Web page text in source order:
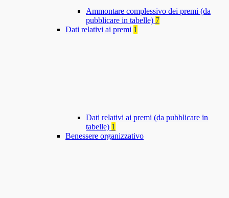
Ammontare complessivo dei premi (da
pubblicare in tabelle) 7
Dati relativi ai premi 1
Dati relativi ai premi (da pubblicare in
tabelle) 1
Benessere organizzativo